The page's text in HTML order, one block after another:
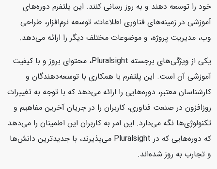
خود را توسعه دهند و به روز رسانی کنند. این پلتفرم دوره‌های
آموزشی در زمینه‌های فناوری اطلاعات، توسعه نرم‌افزار، طراحی
وب، مدیریت پروژه، و موضوعات مختلف دیگر را ارائه می‌دهد.
یکی از ویژگی‌های برجسته Pluralsight، محتوای بروز و با کیفیت
آموزشی آن است. این پلتفرم با همکاری با توسعه‌دهندگان و
کارشناسان معتبر، دوره‌هایی را ارائه می‌دهد که با توجه به تغییرات
روزافزون در صنعت فناوری، کاربران را در جریان آخرین مفاهیم و
تکنولوژی‌ها نگه می‌دارد. این امر به کاربران این اطمینان را می‌دهد
که دوره‌هایی که در Pluralsight می‌پذیرند، با جدیدترین دانش‌ها
و تجارب به روز شده‌اند.